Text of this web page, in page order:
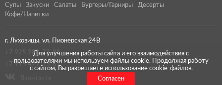
Для улучшения работы сайта и его взаимодействия с
пользователями мы используем файлы cookie. Продолжая работу
с сайтом, Вы разрешаете использование cookie-файлов.
Согласен
Супы
Закуски Салаты Бургеры/Гарниры
Десерты
Кофе/Напитки
г. Луховицы, ул. Пионерская 24В
+7 925 280-73-88
+7 915 477-13-61